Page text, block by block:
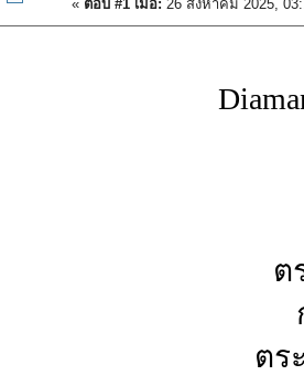
« ตอบ #1 เมื่อ: 26 สิงหาคม 2025,
ต
ตร